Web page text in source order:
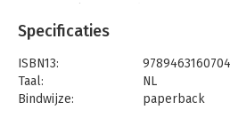
vertrouwen naar het leven en
uitdagingen. Toch gebeurt het ons
overlevingstoestand terechtkomen,
misschien zelfs langere tijd in zo’n
zelfbescherming.
Specificaties
ISBN13:
9789463160704
Taal:
NL
Bindwijze:
paperback